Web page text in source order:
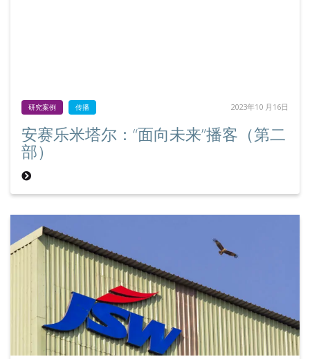
研究案例 传播 2023年10 月16日
安赛乐米塔尔：“面向未来”播客（第二
部）